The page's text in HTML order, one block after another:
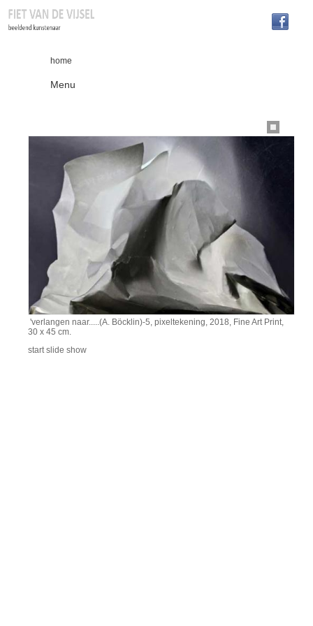
home
Menu
'verlangen naar.....(A. Böcklin)-5, pixeltekening, 2018, Fine Art Print,
30 x 45 cm.
start slide show